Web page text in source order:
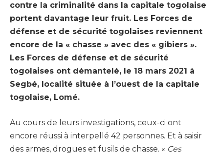
contre la criminalité dans la capitale togolaise
portent davantage leur fruit. Les Forces de
défense et de sécurité togolaises reviennent
encore de la « chasse » avec des « gibiers ».
Les Forces de défense et de sécurité
togolaises ont démantelé, le 18 mars 2021 à
Segbé, localité située à l’ouest de la capitale
togolaise, Lomé.
Au cours de leurs investigations, ceux-ci ont
encore réussi à interpellé 42 personnes. Et à saisir
des armes, drogues et fusils de chasse. « Ces